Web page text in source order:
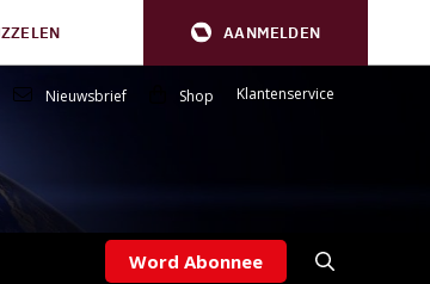
AANMELDEN
Nieuwsbrief Shop Klantenservice
Word Abonnee